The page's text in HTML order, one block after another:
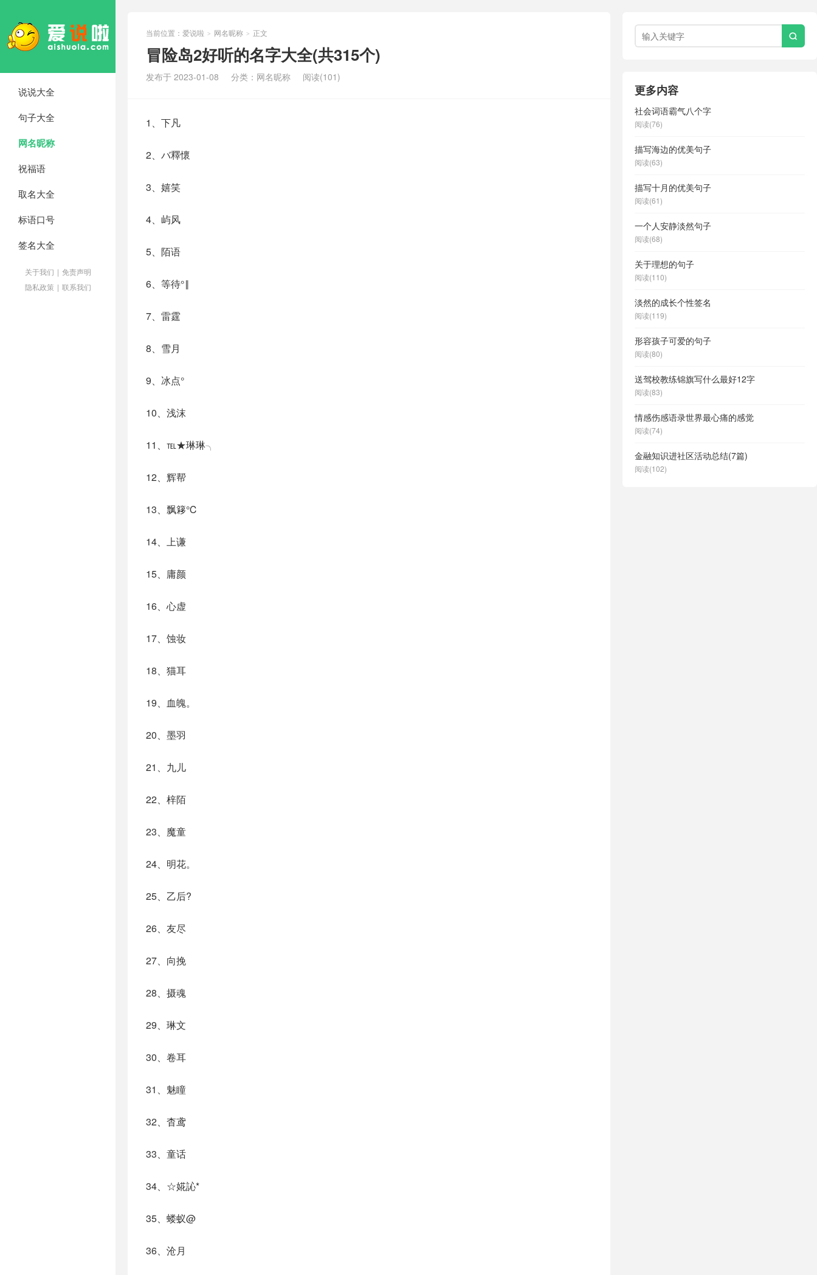
说说大全
句子大全
网名昵称
祝福语
取名大全
标语口号
签名大全
关于我们 | 免责声明
隐私政策 | 联系我们
当前位置： 爱说啦 > 网名昵称 > 正文
冒险岛2好听的名字大全(共315个)
发布于 2023-01-08 分类： 网名昵称 阅读(101)
1、下凡
2、バ釋懷
3、嬉笑
4、屿风
5、陌语
6、等待°‖
7、雷霆
8、雪月
9、冰点°
10、浅沫ゞ
11、℡★琳琳╮
12、辉帮
13、飘簃℃
14、上谦
15、庸颜
16、心虚
17、蚀妆
18、猫耳
19、血魄。
20、墨羽
21、九儿
22、梓陌
23、魔童
24、明花。
25、乙后?
26、友尽
27、向挽
28、摄魂
29、琳文
30、卷耳
31、魅瞳
32、杳鸢
33、童话
34、☆婲訫*
35、蝼蚁@
36、沧月

更多内容
社会词语霸气八个字
阅读(76)
描写海边的优美句子
阅读(63)
描写十月的优美句子
阅读(61)
一个人安静淡然句子
阅读(68)
关于理想的句子
阅读(110)
淡然的成长个性签名
阅读(119)
形容孩子可爱的句子
阅读(80)
送驾校教练锦旗写什么最好12字
阅读(83)
情感伤感语录世界最心痛的感觉
阅读(74)
金融知识进社区活动总结(7篇)
阅读(102)